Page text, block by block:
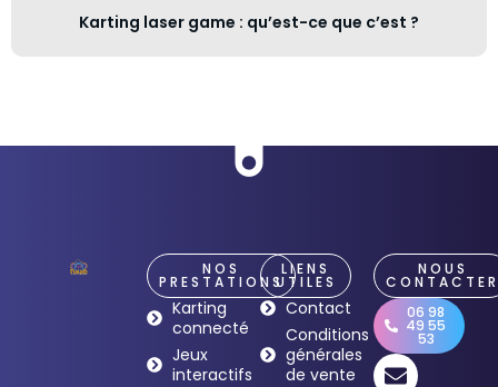
Karting laser game : qu’est-ce que c’est ?
NOS
PRESTATIONS
Karting
connecté
Jeux
interactifs
LIENS
UTILES
Contact
Conditions
générales
de vente
NOUS
CONTACTER
06 98
49 55
53